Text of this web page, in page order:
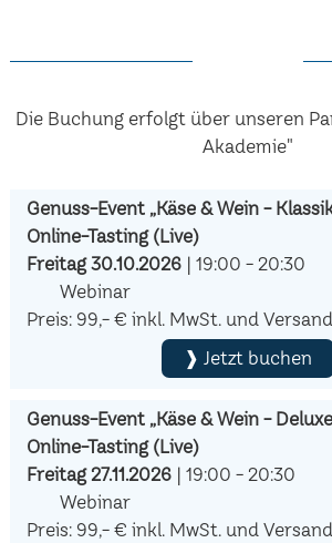
Die Buchung erfolgt über unseren
Akademie"
Genuss-Event „Käse & Wein -
Online-Tasting (Live)
Freitag 30.10.2026| 19:00 - 20:30
Webinar
Preis: 99,- € inkl. MwSt. und Versand
❱ Jetzt buchen
Genuss-Event „Käse & Wein -
Online-Tasting (Live)
Freitag 27.11.2026| 19:00 - 20:30
Webinar
Preis: 99,- € inkl. MwSt. und Versand